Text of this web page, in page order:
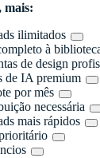
mais:
ilimitados
à
de design
de IA premium
por mês
necessária
mais rápidos